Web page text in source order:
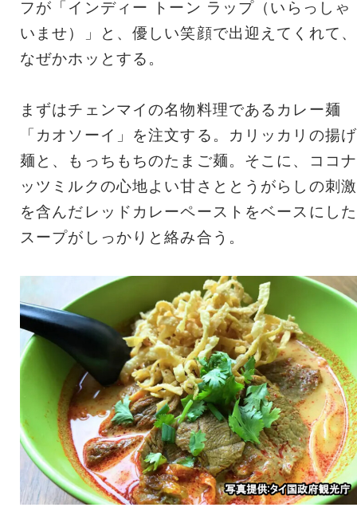
フが「インディー トーン ラップ（いらっしゃ
いませ）」と、優しい笑顔で出迎えてくれて、
なぜかホッとする。
まずはチェンマイの名物料理であるカレー麺
「カオソーイ」を注文する。カリッカリの揚げ
麺と、もっちもちのたまご麺。そこに、ココナ
ッツミルクの心地よい甘さととうがらしの刺激
を含んだレッドカレーペーストをベースにした
スープがしっかりと絡み合う。